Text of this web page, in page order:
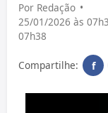
Por Redação •
25/01/2026 às
07h38
Compartilhe: f